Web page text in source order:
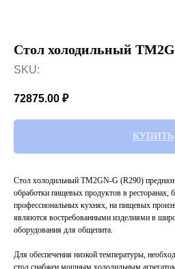
Стол холодильный
SKU:
72875.00 ₽
КУПИТЬ
Стол холодильный TM2GN-G (R290)
обработки пищевых продуктов в ресторанах,
профессиональных кухнях, на пищевых
являются востребованными изделиями в
оборудования для общепита.
Для обеспечения низкой температуры,